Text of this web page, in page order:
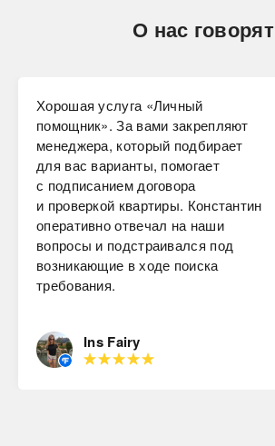
О нас говорят
Хорошая услуга «Личный
помощник». За вами закрепляют
менеджера, который подбирает
для вас варианты, помогает
с подписанием договора
и проверкой квартиры. Константин
оперативно отвечал на наши
вопросы и подстраивался под
возникающие в ходе поиска
требования.
Ins Fairy